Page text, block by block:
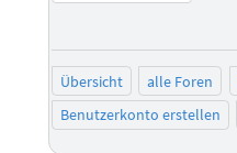
Übersicht alle Foren
Benutzerkonto erstellen